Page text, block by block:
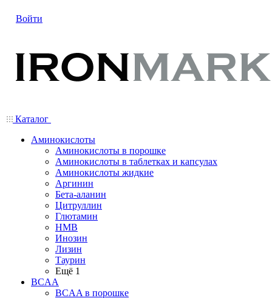
Войти
Каталог
Аминокислоты
Аминокислоты в порошке
Аминокислоты в таблетках и капсулах
Аминокислоты жидкие
Аргинин
Бета-аланин
Цитруллин
Глютамин
HMB
Инозин
Лизин
Таурин
Ещё 1
BCAA
BCAA в порошке